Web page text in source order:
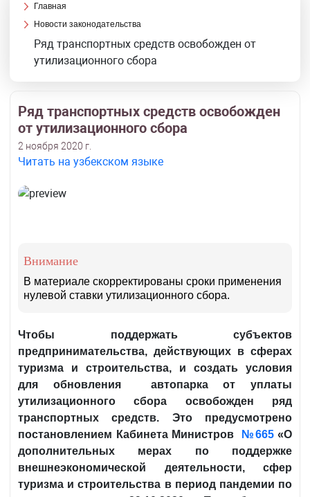
Главная
Новости законодательства
Ряд транспортных средств освобожден от
утилизационного сбора
Ряд транспортных средств освобожден
от утилизационного сбора
2 ноября 2020 г.
Читать на узбекском языке
Внимание
В материале скорректированы сроки применения
нулевой ставки утилизационного сбора.
Чтобы поддержать субъектов
предпринимательства, действующих в сферах
туризма и строительства, и создать условия
для
обновления автопарка от уплаты
утилизационного сбора освобожден ряд
транспортных средств. Это предусмотрено
постановлением Кабинета Министров №665«О
дополнительных мерах по поддержке
внешнеэкономической деятельности, сфер
туризма и строительства в период пандемии по